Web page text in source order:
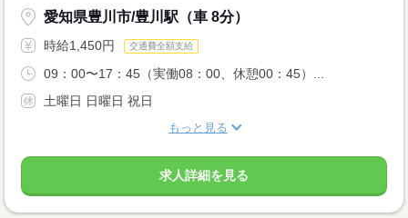
愛知県豊川市/豊川駅（車 8分）
時給1,450円 交通費全額支給
09：00〜17：45（実働08：00、休憩00：45）...
土曜日 日曜日 祝日
もっと見る
求人詳細を見る